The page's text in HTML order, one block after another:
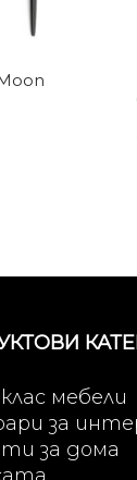
мебели
за
за дома